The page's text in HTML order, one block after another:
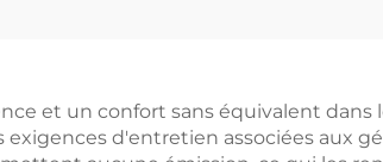
économe en
et un confort sans équivalent dans
d'entretien associées aux